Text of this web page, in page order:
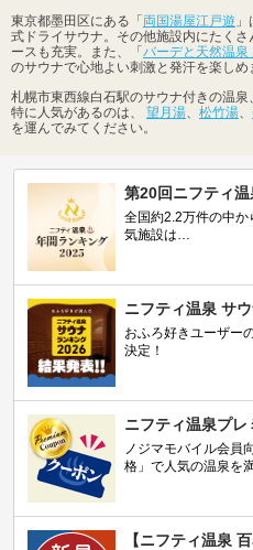
東京都墨田区にある「 両国湯屋江戸遊
式ドライサウナ。その他施設内にたく
ースも充実。また、「 バーデと天然温泉
のサウナで心地よい刺激と発汗を楽しめ
札幌市東西線白石駅のサウナ付きの温
特に人気があるのは、 望月湯、 松竹湯、
を運んでみてください。
第20回ニフティ
全国約2.2万件の中か
気施設は…
ニフティ温泉 サ
おふろ好きユーザー
決定！
ニフティ温泉プ
ノジマモバイル会
格」で人気の温泉を
【ニフティ温泉